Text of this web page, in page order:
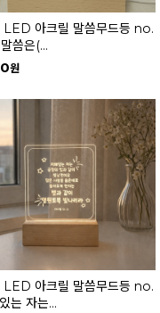
LED 아크릴 말씀무드등 no.
씀은(...
LED 아크릴 말씀무드등 no.
는 자는...